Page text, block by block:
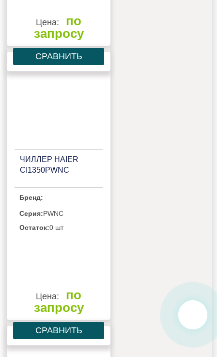
Цена:
по
запросу
СРАВНИТЬ
ЧИЛЛЕР HAIER
CI1350PWNC
Бренд:
Серия:PWNC
Остаток:0 шт
Цена:
по
запросу
СРАВНИТЬ